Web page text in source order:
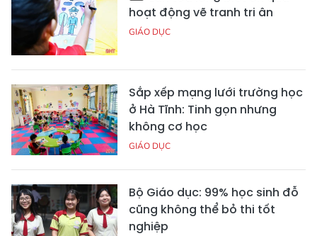
hoạt động vẽ tranh tri ân
GIÁO DỤC
Sắp xếp mạng lưới trường học
ở Hà Tĩnh: Tinh gọn nhưng
không cơ học
GIÁO DỤC
Bộ Giáo dục: 99% học sinh đỗ
cũng không thể bỏ thi tốt
nghiệp